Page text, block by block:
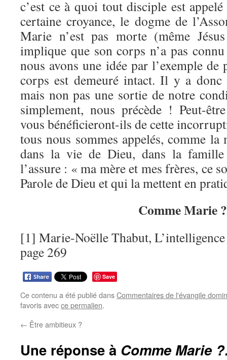
c’est ce à quoi tout disciple est
certaine croyance, le dogme de
Marie n’est pas morte (même
implique que son corps n’a pas
nous avons une idée par l’exemple
corps est demeuré intact. Il y a
mais non pas une sortie de notre
simplement, nous précède ! Peut-
vous bénéficieront-ils de cette
tous nous sommes appelés, comme la
dans la vie de Dieu, dans la
l’assure : « ma mère et mes frères, ce
Parole de Dieu et qui la mettent en
Comme Marie ?
[1] Marie-Noëlle Thabut,
page 269
Save
Ce contenu a été publié dansCommentaires de l'évangile
favoris avecce permalien.
← Être ambitieux ?
Une réponse à Comme Marie